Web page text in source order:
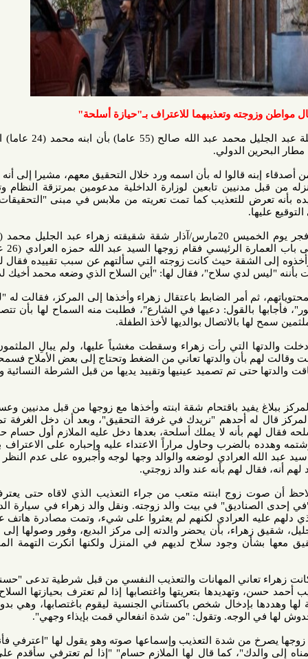
وتعذيبهما للاعتراف بـ"حيازة أسلحة"
: أفادت عائلة عبد الجليل محمد عبد الله صالح (55 عاما) بأن ابنه محمد (24 عاما) اعتقل يوم
قالوا له بأن اسمه ورد خلال التحقيق معهم، مشيرا إلى أنه بعد يومين
تابعين لوزارة الداخلية مدعومين بمرتزقة النظام وتم تفتيش
للتعذيب كما تمت تعريته من ملابس في مبنى "التحقيقات الجنائية"
وذكر أن مدنيين ملثمين داهموا فجر يوم الخميس 20مارس/آذار شقة شقيقته زهراء عبد الجليل محمد (20 عاما)،
حيث أكدت أنها سمعت ضربا على باب العمارة الرئيسي فقام زوجها السيد عبد الله حمزه العرادي (26 عاما) بفتح
الشقة حيث كانت زوجته التي سألتهم عن سبب تقييده فقال لها أحدهم:
لدي سلاح"، فقال لها: "أين السلاح الذي وضعه محمد أخيك لديكم؟".
أمر الضابط باعتقال زهراء وأخذها إلى المركز، فقالت له "لدي طفلة
دعيها في الشارع"، فطلبت منه السماح لها بأن تتصل بوالديها
بالاتصال بوالديها لأخذ الطفلة.
التي رأت زهراء وسقطت مغشياً عليها، ولم يبالِ الملثمون فأمروها
بأن والدتها تعاني من الضغط وتحتاج إلى بعض الأملاح فسمحوا لها بأن
حتى تم تصميد عينيها وتقييد يديها من قبل الشرطة النسائية وأخذها في
يفيد باقتحام شقة ابنته وأخذها مع زوجها من قبل مدنيين وعسكريين ولا
أحدهم "نريدك في غرفة التحقيق"، وبعد أن دخل الغرفة تم التحقيق
بأنه لا يملك أسلحة، بعدها دخل عليه الملازم أول حسام حميد حبيب
وحاول مراراً الاعتداء عليه وإحباره على الاعتراف بأنه يمتلك
العرادي لوضعه والوالد وجها لوجه وأجبروه على عدم النظر اليه وسله
لهم بأنه عند والد زوجتي.
ابنته متعب من جراء التعذيب الذي لاقاه حتى يعترف بحيازته
في بيت والد زوجته. ونقل والد زهراء في سيارة الداخلية إلى
العرادي لكنهم لم يعثروا على شيء، وتمت مصادرة هاتف عبد الجليل
بأن يحضر والدته إلى مركز البديع، وفور وصولها إلى المركز تم
وجود سلاح لديهم في المنزل ولكنها انكرت التهمة الموجهة إلى
المهانات والتعذيب النفسي من قبل شرطية تدعى "حسناء" إضافة
بتعريتها واغتصابها إذا لم تعترف بحيازتها السلاح، كما قام
بإدخال شخص باكستاني الجنسية ليقوم باغتصابها، وهي بدورها قامت
الوجه. وتقول: "من شدة انفعالي قمت بإيذاء وجهي".
شدة التعذيب وإسماعها صوته وهو يقول لها "اعترفي فأنا اعترفت
كما قال لها الملازم حسام" "إذا لم تعترفي سأقدم على الاعتداء